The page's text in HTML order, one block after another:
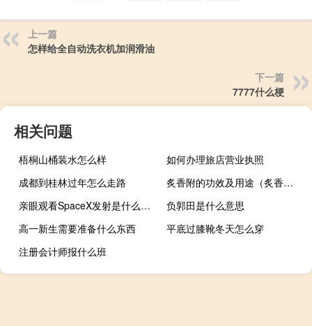
上一篇
怎样给全自动洗衣机加润滑油
下一篇
7777什么梗
相关问题
梧桐山桶装水怎么样
如何办理旅店营业执照
成都到桂林过年怎么走路
炙香附的功效及用途（炙香附的功效与作用）
亲眼观看SpaceX发射是什么感觉
负郭田是什么意思
高一新生需要准备什么东西
平底过膝靴冬天怎么穿
注册会计师报什么班